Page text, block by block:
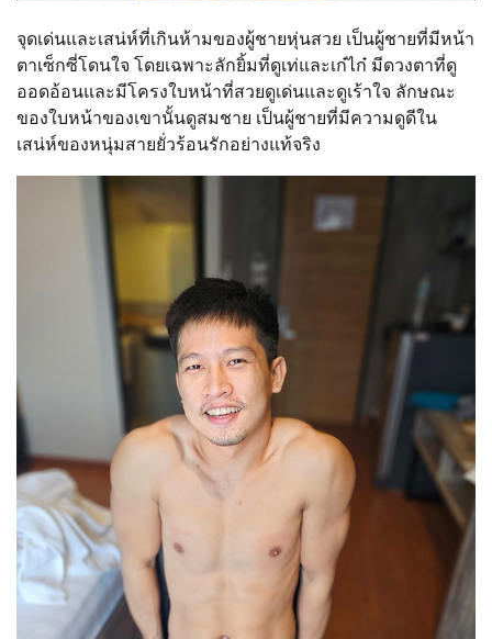
จุดเด่นและเสน่ห์ที่เกินห้ามของผู้ชายหุ่นสวย เป็นผู้ชายที่มีหน้า
ตาเซ็กซี่โดนใจ โดยเฉพาะลักยิ้มที่ดูเท่และเก๋ไก๋ มีดวงตาที่ดู
ออดอ้อนและมีโครงใบหน้าที่สวยดูเด่นและดูเร้าใจ ลักษณะ
ของใบหน้าของเขานั้นดูสมชาย เป็นผู้ชายที่มีความดูดีใน
เสน่ห์ของหนุ่มสายยั่วร้อนรักอย่างแท้จริง